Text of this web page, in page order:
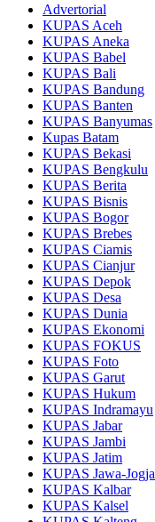
Advertorial
KUPAS Aceh
KUPAS Aneka
KUPAS Babel
KUPAS Bali
KUPAS Bandung
KUPAS Banten
KUPAS Banyumas
Kupas Batam
KUPAS Bekasi
KUPAS Bengkulu
KUPAS Berita
KUPAS Bisnis
KUPAS Bogor
KUPAS Brebes
KUPAS Ciamis
KUPAS Cianjur
KUPAS Depok
KUPAS Desa
KUPAS Dunia
KUPAS Ekonomi
KUPAS FOKUS
KUPAS Foto
KUPAS Garut
KUPAS Hukum
KUPAS Indramayu
KUPAS Jabar
KUPAS Jambi
KUPAS Jatim
KUPAS Jawa-Jogja
KUPAS Kalbar
KUPAS Kalsel